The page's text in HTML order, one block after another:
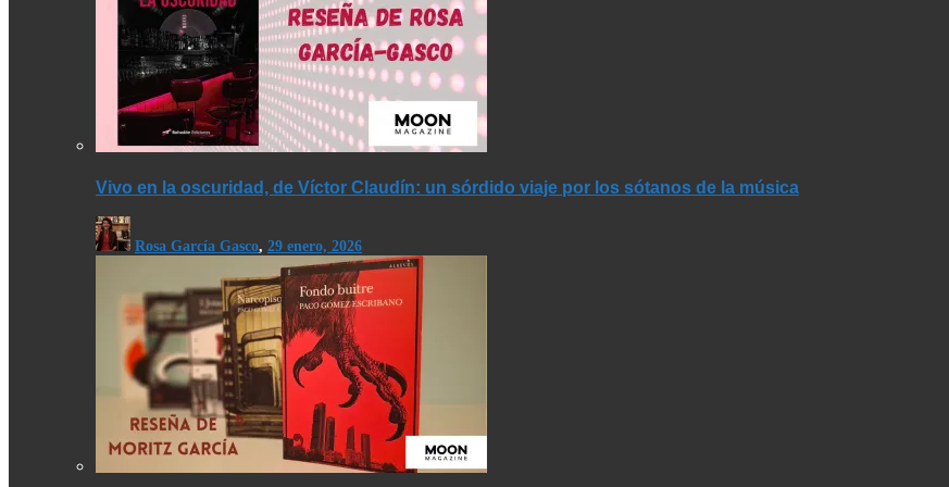
Vivo en la oscuridad, de Víctor Claudín: un sórdido viaje por los sótanos de la música
Rosa García Gasco, 29 enero, 2026